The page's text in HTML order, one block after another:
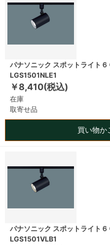
パナソニック スポットライト
LGS1501NLE1
￥8,410(税込)
在庫
取寄せ品
買い物か
パナソニック スポットライト
LGS1501VLB1